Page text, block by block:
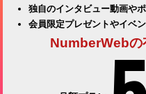
独自のインタビュー動画や
会員限定プレゼントやイベ
NumberWebの